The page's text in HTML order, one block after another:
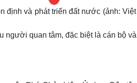
định và phát triển đất nước (ảnh: Việt
người quan tâm, đặc biệt là cán bộ và